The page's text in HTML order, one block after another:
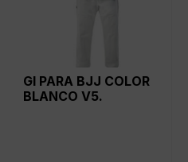
GI PARA BJJ COLOR
BLANCO V5.